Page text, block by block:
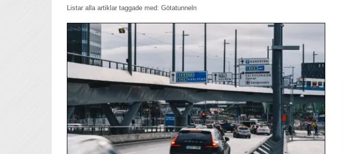
Listar alla artiklar taggade med: Götatunneln